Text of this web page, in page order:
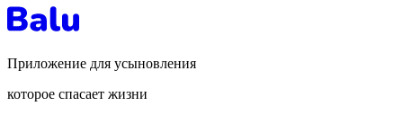
Приложение для усыновления
которое спасает жизни